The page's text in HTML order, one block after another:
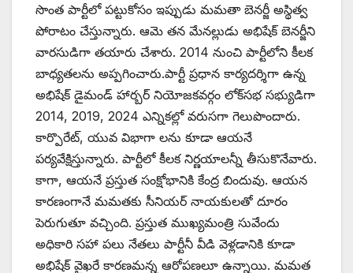
సొంత పార్టీలో పట్టుకోసం ఇప్పుడు మమతా బెనర్జీ అస్థిత్వ
పోరాటం చేస్తున్నారు. ఆమె తన మేనల్లుడు అభిషేక్‌ ‌బెనర్జీని
వారసుడిగా తయారు చేశారు. 2014 నుంచి పార్టీలోని కీలక
బాధ్యతలను అప్పగించారు.పార్టీ ప్రధాన కార్యదర్శిగా ఉన్న
అభిషేక్‌ ‌డైమండ్‌ ‌హార్బర్‌ ‌నియోజకవర్గం లోక్‌సభ సభ్యుడిగా
2014, 2019, 2024 ఎన్నికల్లో వరుసగా గెలుపొందారు.
కార్పొరేట్‌, ‌యువ విభాగా లను కూడా ఆయనే
పర్యవేక్షిస్తున్నారు. పార్టీలో కీలక నిర్ణయాలన్నీ తీసుకొనేవారు.
కాగా, ఆయనే ప్రస్తుత సంక్షోభానికి కేంద్ర బిందువు. ఆయన
కారణంగానే మమతకు సీనియర్‌ ‌నాయకులతో దూరం
పెరుగుతూ వచ్చింది. ప్రస్తుత ముఖ్యమంత్రి సువేందు
అధికారి సహా పలు నేతలు పార్టీనీ వీడి వెళ్లడానికి కూడా
అభిషేక్‌ ‌వైఖరే కారణమన్న ఆరోపణలూ ఉన్నాయి. మమత